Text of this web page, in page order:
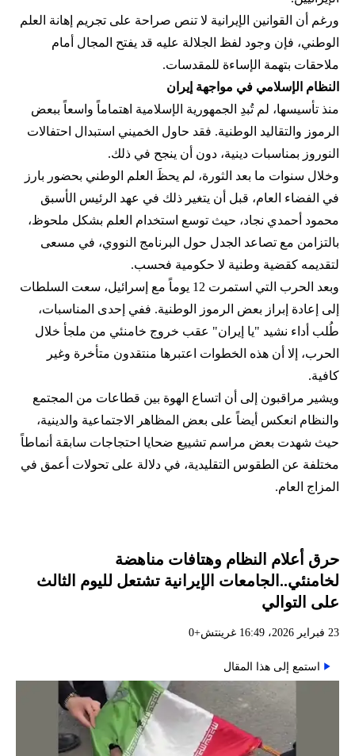
ورغم أن القوانين الإيرانية لا تنص صراحة على تجريم إهانة العلم
الوطني، فإن وجود لفظ الجلالة عليه قد يفتح المجال أمام
ملاحقات بتهمة الإساءة للمقدسات.
النظام الإسلامي في مواجهة إيران
منذ تأسيسها، لم تُبدِ الجمهورية الإسلامية اهتماماً واسعاً ببعض
الرموز والتقاليد الوطنية. فقد حاول الخميني استبدال احتفالات
النوروز بمناسبات دينية، دون أن ينجح في ذلك.
وخلال سنوات ما بعد الثورة، لم يحظَ العلم الوطني بحضور بارز
في الفضاء العام، قبل أن يتغير ذلك في عهد الرئيس الأسبق
محمود أحمدي‌ نجاد، حيث توسع استخدام العلم بشكل ملحوظ،
بالتزامن مع تصاعد الجدل حول البرنامج النووي، في مسعى
لتقديمه كقضية وطنية لا حكومية فحسب.
وبعد الحرب التي استمرت 12 يوماً مع إسرائيل، سعت السلطات
إلى إعادة إبراز بعض الرموز الوطنية. ففي إحدى المناسبات،
طُلب أداء نشيد "يا إيران" عقب خروج خامنئي من ملجأ خلال
الحرب، إلا أن هذه الخطوات اعتبرها منتقدون متأخرة وغير
كافية.
ويشير مراقبون إلى أن اتساع الهوة بين قطاعات من المجتمع
والنظام انعكس أيضاً على بعض المظاهر الاجتماعية والدينية،
حيث شهدت بعض مراسم تشييع ضحايا احتجاجات سابقة أنماطاً
مختلفة عن الطقوس التقليدية، في دلالة على تحولات أعمق في
المزاج العام.
حرق أعلام النظام وهتافات مناهضة
لخامنئي..الجامعات الإيرانية تشتعل لليوم الثالث
على التوالي
23 فبراير 2026، 16:49 غرينتش+0
استمع إلى هذا المقال